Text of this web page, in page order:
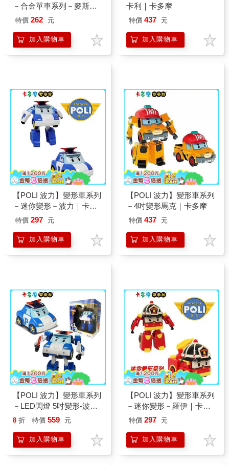
－合金單車系列－麥斯｜
卡多摩
特價 262 元
加入購物車
卡利｜卡多摩
特價 437 元
加入購物車
【POLI 波力】變形車系列
－迷你變形－波力｜卡多
摩嬰童館
特價 297 元
加入購物車
【POLI 波力】變形車系列
－4吋變形馬克｜卡多摩
特價 437 元
加入購物車
【POLI 波力】變形車系列
－LED閃燈 5吋變形-波力
｜卡多摩嬰童館
8 折 特價 559 元
加入購物車
【POLI 波力】變形車系列
－迷你變形－羅伊｜卡多
摩嬰童館
特價 297 元
加入購物車